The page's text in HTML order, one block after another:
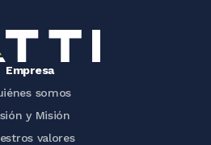
Empresa
somos
y Misión
valores